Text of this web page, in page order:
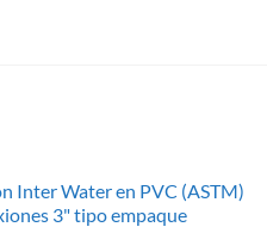
Inter Water en PVC (ASTM)
3" tipo empaque